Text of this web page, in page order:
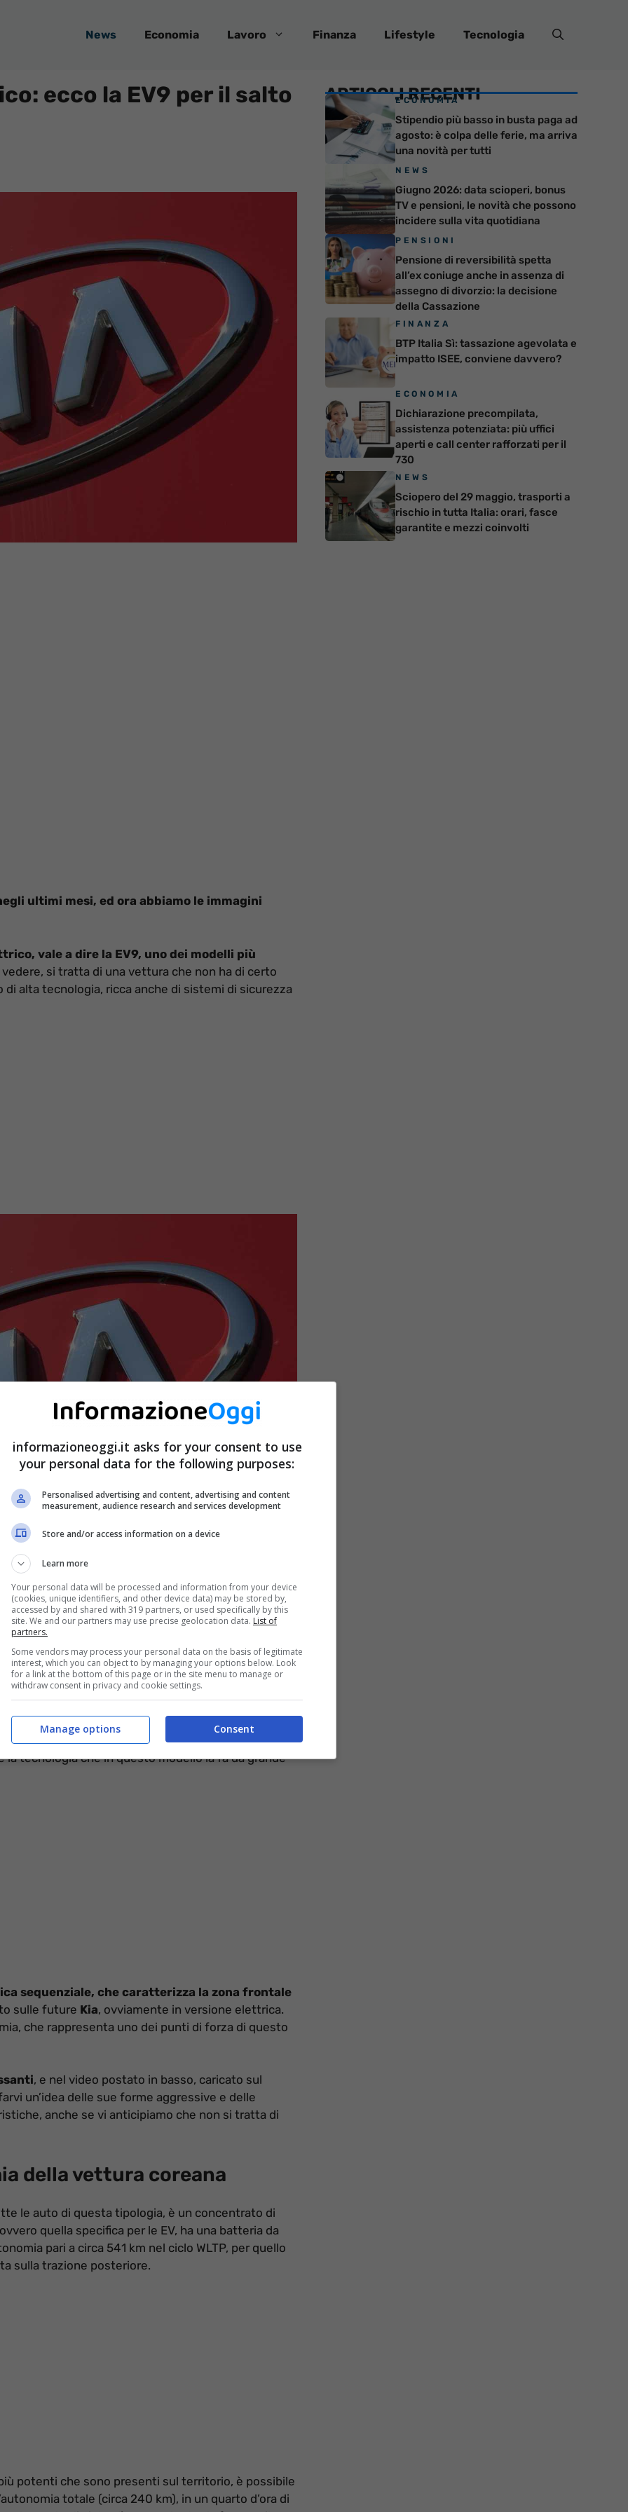
News Economia Lavoro Finanza Lifestyle Tecnologia
ecco la EV9 per il salto
ultimi mesi, ed ora abbiamo le immagini
vale a dire la EV9, uno dei modelli più
si tratta di una vettura che non ha di certo
alta tecnologia, ricca anche di sistemi di sicurezza
e c’è da dire che in casa Kia si è spinto molto
strada avevano lasciato aperto tanto spazio alla
anche
elettrica
storia del marchio coreano, e va detto che le
è lungo 501 centimetri, largo 198 ed alto 175, con un
la tecnologia che in questo modello la fa da grande
sequenziale, che caratterizza la zona frontale
sulle future Kia, ovviamente in versione elettrica.
che rappresenta uno dei punti di forza di questo
, e nel video postato in basso, caricato sul
un’idea delle sue forme aggressive e delle
anche se vi anticipiamo che non si tratta di
della vettura coreana
le auto di questa tipologia, è un concentrato di
quella specifica per le EV, ha una batteria da
pari a circa 541 km nel ciclo WLTP, per quello
sulla trazione posteriore.
potenti che sono presenti sul territorio, è possibile
totale (circa 240 km), in un quarto d’ora di
ARTICOLI RECENTI
ECONOMIA
Stipendio più basso in busta paga ad
agosto: è colpa delle ferie, ma arriva
una novità per tutti
NEWS
Giugno 2026: data scioperi, bonus
TV e pensioni, le novità che possono
incidere sulla vita quotidiana
PENSIONI
Pensione di reversibilità spetta
all’ex coniuge anche in assenza di
assegno di divorzio: la decisione
della Cassazione
FINANZA
BTP Italia Sì: tassazione agevolata e
impatto ISEE, conviene davvero?
ECONOMIA
Dichiarazione precompilata,
assistenza potenziata: più uffici
aperti e call center rafforzati per il
730
NEWS
Sciopero del 29 maggio, trasporti a
rischio in tutta Italia: orari, fasce
garantite e mezzi coinvolti
informazioneoggi.it asks for your consent to use
your personal data for the following purposes:
Personalised advertising and content, advertising and content
measurement, audience research and services development
Store and/or access information on a device
Learn more
Your personal data will be processed and information from your device
(cookies, unique identifiers, and other device data) may be stored by,
accessed by and shared with 319 partners, or used specifically by this
site. We and our partners may use precise geolocation data. List of
partners.
Some vendors may process your personal data on the basis of legitimate
interest, which you can object to by managing your options below. Look
for a link at the bottom of this page or in the site menu to manage or
withdraw consent in privacy and cookie settings.
Consent
Manage options